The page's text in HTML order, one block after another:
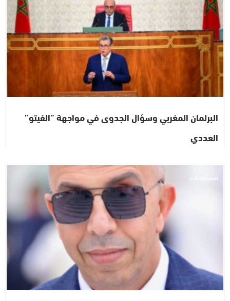
البرلمان المغربي وسؤال الجدوى في مواجهة “الفيتو”
العددي
مستجدات